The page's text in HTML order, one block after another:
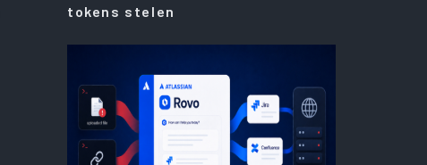
tokens stelen